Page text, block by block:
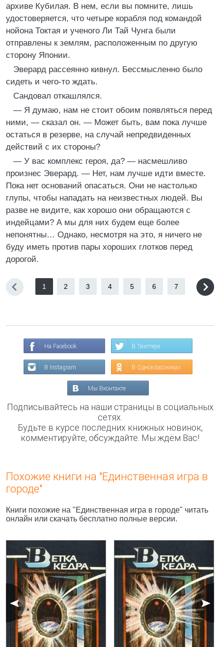
архиве Кубилая. В нем, если вы помните, лишь
удостоверяется, что четыре корабля под командой
нойона Токтая и ученого Ли Тай Чунга были
отправлены к землям, расположенным по другую
сторону Японии.
Эверард рассеянно кивнул. Бессмысленно было
сидеть и чего-то ждать.
Сандовал откашлялся.
— Я думаю, нам не стоит обоим появляться перед
ними, — сказал он. — Может быть, вам пока лучше
остаться в резерве, на случай непредвиденных
действий с их стороны?
— У вас комплекс героя, да? — насмешливо
произнес Эверард. — Нет, нам лучше идти вместе.
Пока нет оснований опасаться. Они не настолько
глупы, чтобы нападать на неизвестных людей. Вы
разве не видите, как хорошо они обращаются с
индейцами? А мы для них будем еще более
непонятны… Однако, несмотря на это, я ничего не
буду иметь против пары хороших глотков перед
дорогой.
1 2 3 4 5 6 7
На Facebook В Твиттере
В Instagram В Одноклассниках
Мы Вконтакте
Подписывайтесь на наши страницы в социальных
сетях.
Будьте в курсе последних книжных новинок,
комментируйте, обсуждайте. Мы ждём Вас!
Похожие книги на "Единственная игра в
городе"
Книги похожие на "Единственная игра в городе" читать
онлайн или скачать бесплатно полные версии.